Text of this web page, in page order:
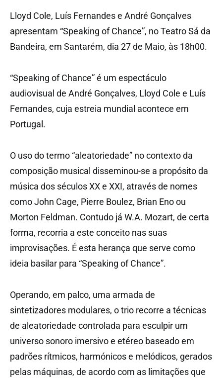
Lloyd Cole, Luís Fernandes e André Gonçalves
apresentam “Speaking of Chance”, no Teatro Sá da
Bandeira, em Santarém, dia 27 de Maio, às 18h00.
“Speaking of Chance” é um espectáculo
audiovisual de André Gonçalves, Lloyd Cole e Luís
Fernandes, cuja estreia mundial acontece em
Portugal.
O uso do termo “aleatoriedade” no contexto da
composição musical disseminou-se a propósito da
música dos séculos XX e XXI, através de nomes
como John Cage, Pierre Boulez, Brian Eno ou
Morton Feldman. Contudo já W.A. Mozart, de certa
forma, recorria a este conceito nas suas
improvisações. É esta herança que serve como
ideia basilar para “Speaking of Chance”.
Operando, em palco, uma armada de
sintetizadores modulares, o trio recorre a técnicas
de aleatoriedade controlada para esculpir um
universo sonoro imersivo e etéreo baseado em
padrões rítmicos, harmónicos e melódicos, gerados
pelas máquinas, de acordo com as limitações que